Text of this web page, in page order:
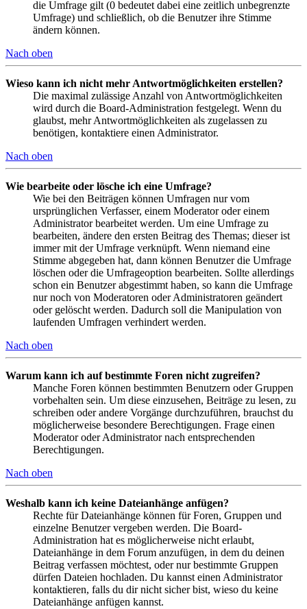
die Umfrage gilt (0 bedeutet dabei eine zeitlich unbegrenzte
Umfrage) und schließlich, ob die Benutzer ihre Stimme
ändern können.
Nach oben
Wieso kann ich nicht mehr Antwortmöglichkeiten erstellen?
Die maximal zulässige Anzahl von Antwortmöglichkeiten
wird durch die Board-Administration festgelegt. Wenn du
glaubst, mehr Antwortmöglichkeiten als zugelassen zu
benötigen, kontaktiere einen Administrator.
Nach oben
Wie bearbeite oder lösche ich eine Umfrage?
Wie bei den Beiträgen können Umfragen nur vom
ursprünglichen Verfasser, einem Moderator oder einem
Administrator bearbeitet werden. Um eine Umfrage zu
bearbeiten, ändere den ersten Beitrag des Themas; dieser ist
immer mit der Umfrage verknüpft. Wenn niemand eine
Stimme abgegeben hat, dann können Benutzer die Umfrage
löschen oder die Umfrageoption bearbeiten. Sollte allerdings
schon ein Benutzer abgestimmt haben, so kann die Umfrage
nur noch von Moderatoren oder Administratoren geändert
oder gelöscht werden. Dadurch soll die Manipulation von
laufenden Umfragen verhindert werden.
Nach oben
Warum kann ich auf bestimmte Foren nicht zugreifen?
Manche Foren können bestimmten Benutzern oder Gruppen
vorbehalten sein. Um diese einzusehen, Beiträge zu lesen, zu
schreiben oder andere Vorgänge durchzuführen, brauchst du
möglicherweise besondere Berechtigungen. Frage einen
Moderator oder Administrator nach entsprechenden
Berechtigungen.
Nach oben
Weshalb kann ich keine Dateianhänge anfügen?
Rechte für Dateianhänge können für Foren, Gruppen und
einzelne Benutzer vergeben werden. Die Board-
Administration hat es möglicherweise nicht erlaubt,
Dateianhänge in dem Forum anzufügen, in dem du deinen
Beitrag verfassen möchtest, oder nur bestimmte Gruppen
dürfen Dateien hochladen. Du kannst einen Administrator
kontaktieren, falls du dir nicht sicher bist, wieso du keine
Dateianhänge anfügen kannst.